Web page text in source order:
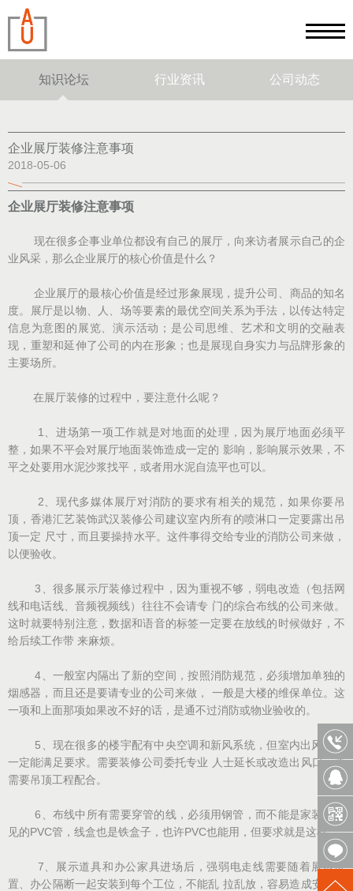
知识论坛 行业资讯 公司动态
企业展厅装修注意事项
2018-05-06
企业展厅装修注意事项
现在很多企事业单位都设有自己的展厅，向来访者展示自己的企
业风采，那么企业展厅的核心价值是什么？
企业展厅的最核心价值是经过形象展现，提升公司、商品的知名
度。展厅是以物、人、场等要素的最优空间关系为手法，以传达特定
信息为意图的展览、演示活动；是公司思维、艺术和文明的交融表
现，重塑和延伸了公司的内在形象；也是展现自身实力与品牌形象的
主要场所。
在展厅装修的过程中，要注意什么呢？
1、进场第一项工作就是对地面的处理，因为展厅地面必须平
整，如果不平会对展厅地面装饰造成一定的 影响，影响展示效果，不
平之处要用水泥沙浆找平，或者用水泥自流平也可以。
2、现代多媒体展厅对消防的要求有相关的规范，如果你要吊
顶，香港汇艺装饰武汉装修公司建议室内所有的喷淋口一定要露出吊
顶一定 尺寸，而且要操持水平。这件事得交给专业的消防公司来做，
以便验收。
3、很多展示厅装修过程中，因为重视不够，弱电改造（包括网
线和电话线、音频视频线）往往不会请专 门的综合布线的公司来做。
这时就要特别注意，数据和语音的标签一定要在放线的时候做好，不
给后续工作带 来麻烦。
4、一般室内隔出了新的空间，按照消防规范，必须增加单独的
烟感器，而且还是要请专业的公司来做， 一般是大楼的维保单位。这
一项和上面那项如果改不好的话，是通不过消防或物业验收的。
5、现在很多的楼宇配有中央空调和新风系统，但室内出风口不
一定能满足要求。需要装修公司委托专业 人士延长或改造出风口，并
需要吊顶工程配合。
6、布线中所有需要穿管的线，必须用钢管，而不能是家装里常
见的PVC管，线盒也是铁盒子，也许PVC也能用，但要求就是这样。
7、展示道具和办公家具进场后，强弱电走线需要随着展示位
置、办公隔断一起安装到每个工位，不能乱 拉乱放，容易造成安全和